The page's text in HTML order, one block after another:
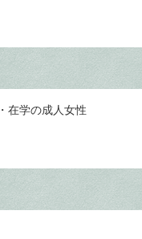
在学の成人女性